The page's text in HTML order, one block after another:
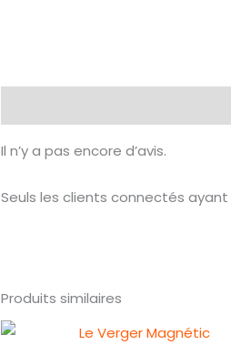
Il n’y a pas encore d’avis.
Seuls les clients connectés
Produits similaires